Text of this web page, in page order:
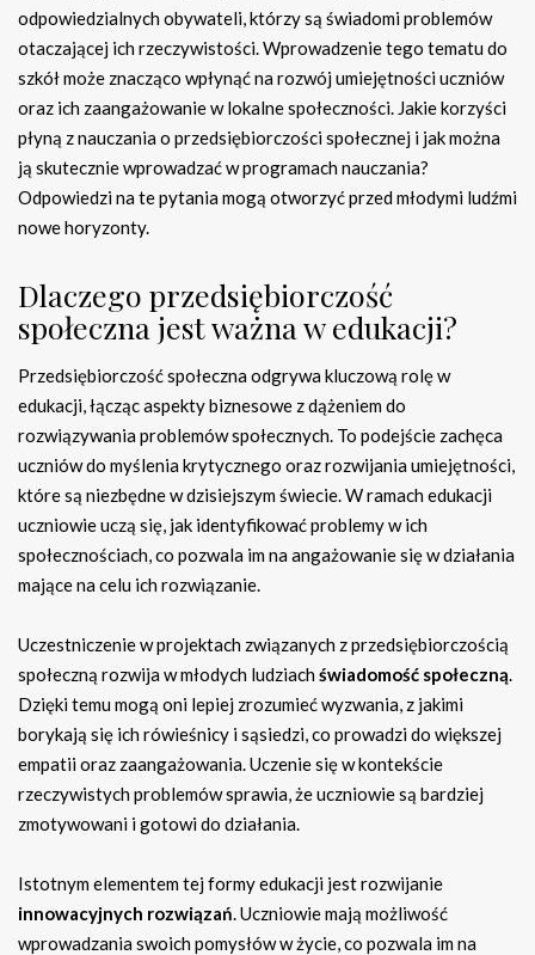
odpowiedzialnych obywateli, którzy są świadomi problemów
otaczającej ich rzeczywistości. Wprowadzenie tego tematu do
szkół może znacząco wpłynąć na rozwój umiejętności uczniów
oraz ich zaangażowanie w lokalne społeczności. Jakie korzyści
płyną z nauczania o przedsiębiorczości społecznej i jak można
ją skutecznie wprowadzać w programach nauczania?
Odpowiedzi na te pytania mogą otworzyć przed młodymi ludźmi
nowe horyzonty.
Dlaczego przedsiębiorczość
społeczna jest ważna w edukacji?
Przedsiębiorczość społeczna odgrywa kluczową rolę w
edukacji, łącząc aspekty biznesowe z dążeniem do
rozwiązywania problemów społecznych. To podejście zachęca
uczniów do myślenia krytycznego oraz rozwijania umiejętności,
które są niezbędne w dzisiejszym świecie. W ramach edukacji
uczniowie uczą się, jak identyfikować problemy w ich
społecznościach, co pozwala im na angażowanie się w działania
mające na celu ich rozwiązanie.
Uczestniczenie w projektach związanych z przedsiębiorczością
społeczną rozwija w młodych ludziachświadomość społeczną.
Dzięki temu mogą oni lepiej zrozumieć wyzwania, z jakimi
borykają się ich rówieśnicy i sąsiedzi, co prowadzi do większej
empatii oraz zaangażowania. Uczenie się w kontekście
rzeczywistych problemów sprawia, że uczniowie są bardziej
zmotywowani i gotowi do działania.
Istotnym elementem tej formy edukacji jest rozwijanie
innowacyjnych rozwiązań. Uczniowie mają możliwość
wprowadzania swoich pomysłów w życie, co pozwala im na